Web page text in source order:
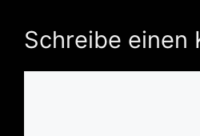
Schreibe einen